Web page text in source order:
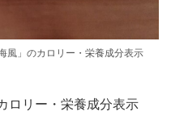
風」のカロリー・栄養成分表示
ロリー・栄養成分表示